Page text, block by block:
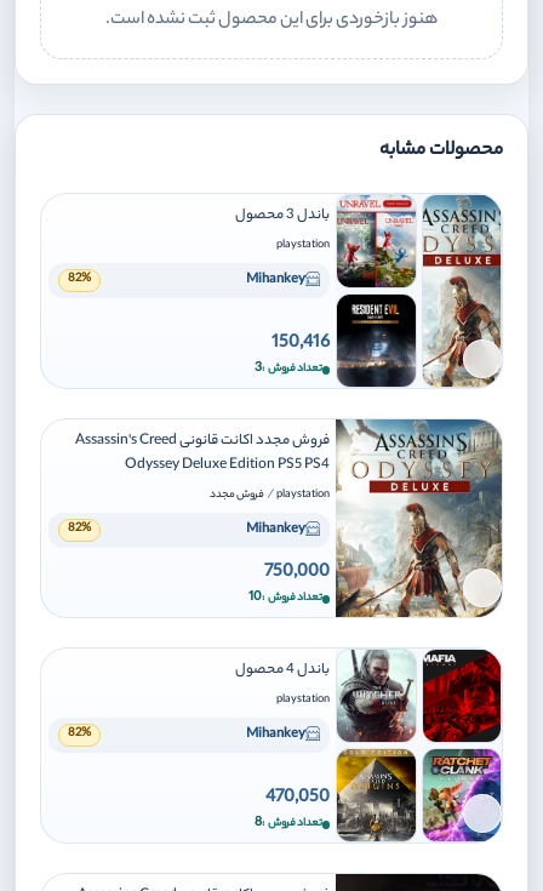
هنوز بازخوردی برای این محصول ثبت نشده است.
محصولات مشابه
برای افزودن وارد شوید
باندل 3 محصول
playstation
Mihankey
82%
150,416
تعداد فروش 3
برای افزودن وارد شوید
فروش مجدد اکانت قانونی Assassin's Creed
Odyssey Deluxe Edition PS5 PS4
playstation
/ فروش مجدد
Mihankey
82%
750,000
تعداد فروش 10
برای افزودن وارد شوید
باندل 4 محصول
playstation
Mihankey
82%
470,050
تعداد فروش 8